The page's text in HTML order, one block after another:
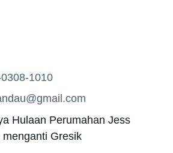
1010
Hulaan Perumahan Jess
Gresik